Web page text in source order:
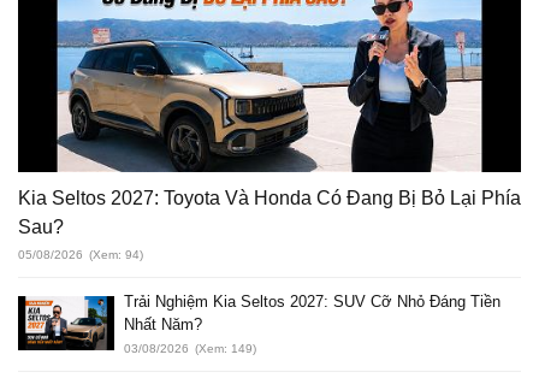
Kia Seltos 2027: Toyota Và Honda Có Đang Bị Bỏ Lại Phía
Sau?
05/08/2026 (Xem: 94)
Trải Nghiệm Kia Seltos 2027: SUV Cỡ Nhỏ Đáng Tiền
Nhất Năm?
03/08/2026 (Xem: 149)